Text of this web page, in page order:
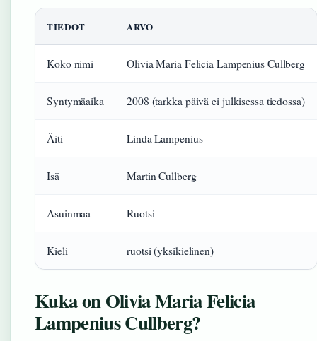
TIEDOT ARVO
Koko nimi Olivia Maria Felicia Lampenius Cullberg
Syntymäaika 2008 (tarkka päivä ei julkisessa tiedossa)
Äiti Linda Lampenius
Isä Martin Cullberg
Asuinmaa Ruotsi
Kieli ruotsi (yksikielinen)
Kuka on Olivia Maria Felicia
Lampenius Cullberg?